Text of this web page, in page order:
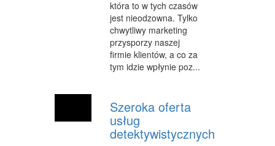
która to w tych czasów
jest nieodzowna. Tylko
chwytliwy marketing
przysporzy naszej
firmie klientów, a co za
tym idzie wpłynie poz...
Szeroka oferta
usług
detektywistycznych